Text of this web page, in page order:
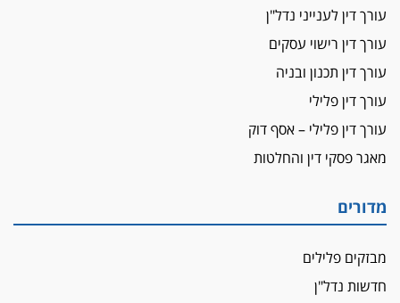
עורך דין לענייני נדל"ן
עורך דין רישוי עסקים
עורך דין תכנון ובניה
עורך דין פלילי
עורך דין פלילי – אסף דוק
מאגר פסקי דין והחלטות
מדורים
מבזקים פלילים
חדשות נדל"ן